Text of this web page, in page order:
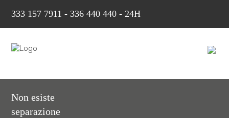
333 157 7911 - 336 440 440 - 24H
Non esiste
separazione